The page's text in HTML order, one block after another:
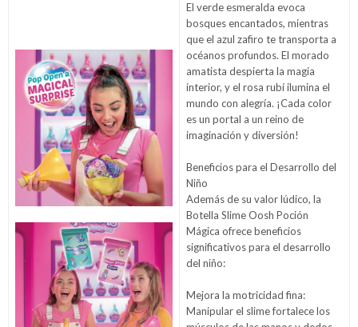
El verde esmeralda evoca
bosques encantados, mientras
que el azul zafiro te transporta a
océanos profundos. El morado
amatista despierta la magia
interior, y el rosa rubí ilumina el
mundo con alegría. ¡Cada color
es un portal a un reino de
imaginación y diversión!
Beneficios para el Desarrollo del
Niño
Además de su valor lúdico, la
Botella Slime Oosh Poción
Mágica ofrece beneficios
significativos para el desarrollo
del niño:
Mejora la motricidad fina:
Manipular el slime fortalece los